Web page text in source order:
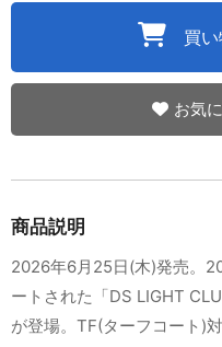
買
お気
商品説明
2026年6月25日(木)発売。
ートされた「DS LIGHT
が登場。TF(ターフコート)